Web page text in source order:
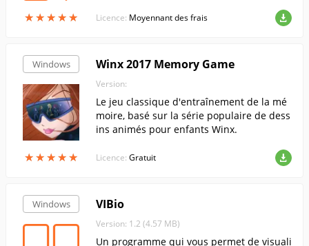
★★★★★
★★★★★ Licence: Moyennant des frais
Windows
★★★★★
★★★★★
Winx 2017 Memory Game
Version:
Le jeu classique d'entraînement de la mé
moire, basé sur la série populaire de dess
ins animés pour enfants Winx.
Licence: Gratuit
Windows VIBio
Version: 1.2 (4.57 MB)
Un programme qui vous permet de visuali